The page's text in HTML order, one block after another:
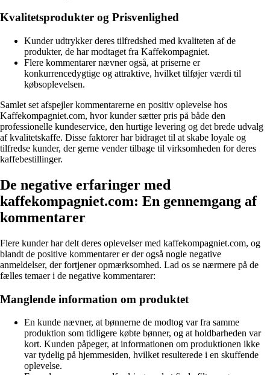
Kvalitetsprodukter og Prisvenlighed
Kunder udtrykker deres tilfredshed med kvaliteten af de
produkter, de har modtaget fra Kaffekompagniet.
Flere kommentarer nævner også, at priserne er
konkurrencedygtige og attraktive, hvilket tilføjer værdi til
købsoplevelsen.
Samlet set afspejler kommentarerne en positiv oplevelse hos
Kaffekompagniet.com, hvor kunder sætter pris på både den
professionelle kundeservice, den hurtige levering og det brede udvalg
af kvalitetskaffe. Disse faktorer har bidraget til at skabe loyale og
tilfredse kunder, der gerne vender tilbage til virksomheden for deres
kaffebestillinger.
De negative erfaringer med
kaffekompagniet.com: En gennemgang af
kommentarer
Flere kunder har delt deres oplevelser med kaffekompagniet.com, og
blandt de positive kommentarer er der også nogle negative
anmeldelser, der fortjener opmærksomhed. Lad os se nærmere på de
fælles temaer i de negative kommentarer:
Manglende information om produktet
En kunde nævner, at bønnerne de modtog var fra samme
produktion som tidligere købte bønner, og at holdbarheden var
kort. Kunden påpeger, at informationen om produktionen ikke
var tydelig på hjemmesiden, hvilket resulterede i en skuffende
oplevelse.